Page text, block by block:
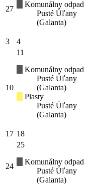
27
Komunálny odpad
Pusté Úľany
(Galanta)
3 4
10
11
Komunálny odpad
Pusté Úľany
(Galanta)
Plasty
Pusté Úľany
(Galanta)
17 18
24
25
Komunálny odpad
Pusté Úľany
(Galanta)